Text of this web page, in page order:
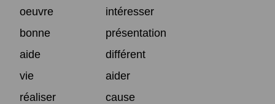
oeuvre
intéresser
bonne
présentation
aide
différent
vie
aider
réaliser
cause